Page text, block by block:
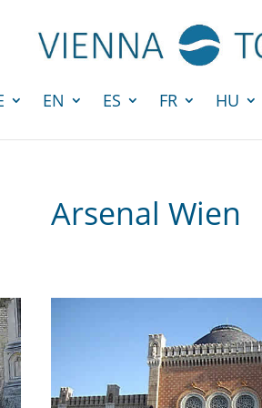
EN ES FR HU
Arsenal Wien